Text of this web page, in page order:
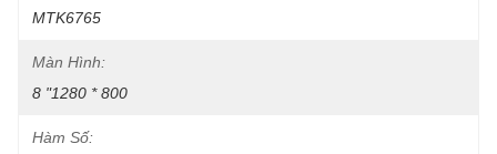
MTK6765
Màn Hình:
8 "1280 * 800
Hàm Số: